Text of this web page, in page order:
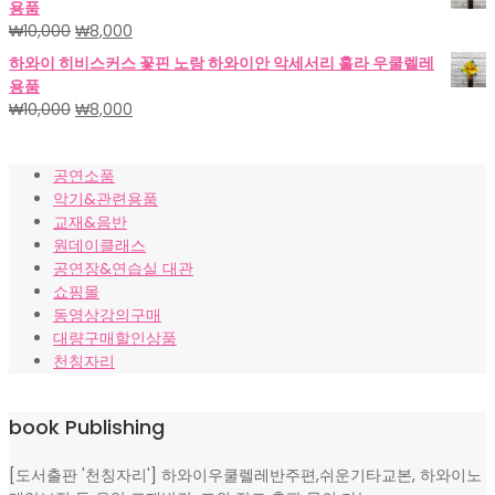
격:
₩18,000.
용품
₩10,000 원
래
가
격:
₩10,000.
₩8,000
재
가
₩8,000.
하와이 히비스커스 꽃핀 노랑 하와이안 악세서리 훌라 우쿨렐레
용품
₩10,000 원
격:
₩10,000.
₩8,000
₩8,000.
공연소품
악기&관련용품
교재&음반
원데이클래스
공연장&연습실 대관
쇼핑몰
동영상강의구매
대량구매할인상품
천칭자리
book Publishing
[도서출판 '천칭자리'] 하와이우쿨렐레반주편,쉬운기타교본, 하와이노